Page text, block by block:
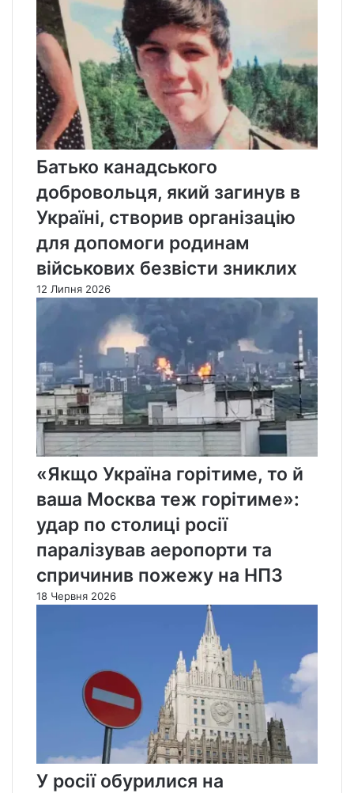
Батько канадського
добровольця, який загинув в
Україні, створив організацію
для допомоги родинам
військових безвісти зниклих
12 Липня 2026
«Якщо Україна горітиме, то й
ваша Москва теж горітиме»:
удар по столиці росії
паралізував аеропорти та
спричинив пожежу на НПЗ
18 Червня 2026
У росії обурилися на